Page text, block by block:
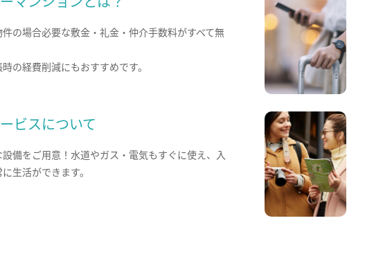
の場合必要な敷金・礼金・仲介手数料がすべて無
の経費削減にもおすすめです。
ビスについて
備をご用意！水道やガス・電気もすぐに使え、入
生活ができます。